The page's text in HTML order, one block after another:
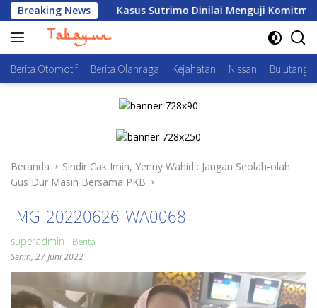
Langsung
ke
konten
Breaking NewsKasus Sutrimo Dinilai Menguji Komitmen Negara
Berita Otomotif Berita Olahraga Kejahatan Nissan
Beranda
Sindir Cak Imin, Yenny Wahid : Jangan Seolah-olah
Gus Dur Masih Bersama PKB
IMG-20220626-WA0068
superadmin - Berita
Senin, 27 Juni 2022